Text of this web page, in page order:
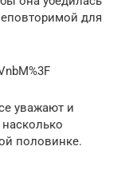
для
уважают и
насколько
половинке.